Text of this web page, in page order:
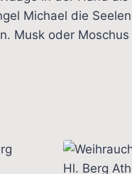
Michael die
Musk oder